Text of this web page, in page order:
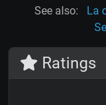
See also: La
Ratings